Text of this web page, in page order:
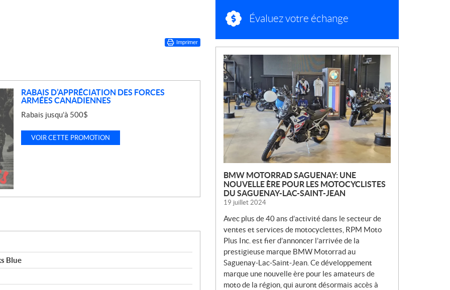
Imprimer
RABAIS D’APPRÉCIATION DES FORCES
ARMÉES CANADIENNES
Rabais jusqu’à 500$
VOIR CETTE PROMOTION
Blue
Évaluez votre échange
N
O
U
V
E
L
L
E
S
BMW MOTORRAD SAGUENAY: UNE
NOUVELLE ÈRE POUR LES MOTOCYCLISTES
DU SAGUENAY-LAC-SAINT-JEAN
19 juillet 2024
Avec plus de 40 ans d’activité dans le secteur de
ventes et services de motocyclettes, RPM Moto
Plus Inc. est fier d’annoncer l’arrivée de la
prestigieuse marque BMW Motorrad au
Saguenay-Lac-Saint-Jean. Ce développement
marque une nouvelle ère pour les amateurs de
moto de la région, qui auront désormais accès à